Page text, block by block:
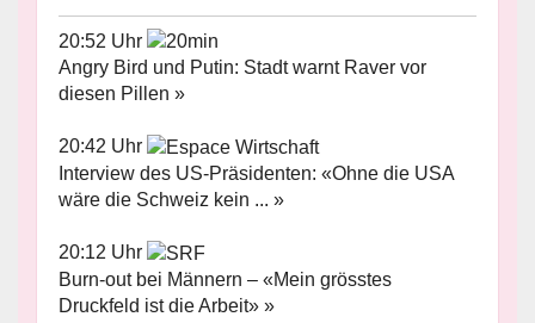
20:52 Uhr
Angry Bird und Putin: Stadt warnt Raver vor
diesen Pillen »
20:42 Uhr
Interview des US-Präsidenten: «Ohne die USA
wäre die Schweiz kein ... »
20:12 Uhr
Burn-out bei Männern – «Mein grösstes
Druckfeld ist die Arbeit» »